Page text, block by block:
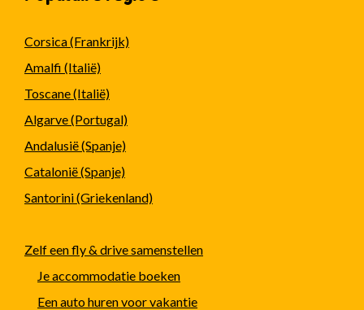
Corsica (Frankrijk)
Amalfi (Italië)
Toscane (Italië)
Algarve (Portugal)
Andalusië (Spanje)
Catalonië (Spanje)
Santorini (Griekenland)
Zelf een fly & drive samenstellen
Je accommodatie boeken
Een auto huren voor vakantie